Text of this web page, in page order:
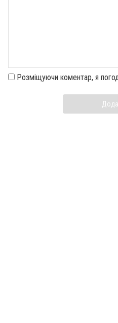
Розміщуючи коментар, я